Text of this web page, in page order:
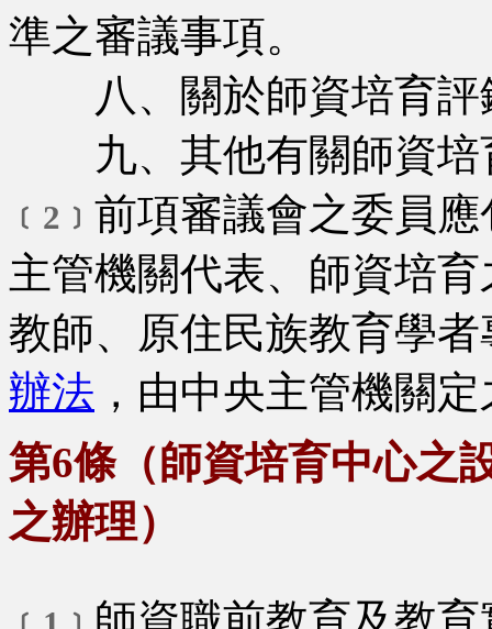
準之審議事項。
八、關於師資培育評
九、其他有關師資培
﹝2﹞ 前項審議會之委員
主管機關代表、師資培
教師、原住民族教育學
辦法 ，由中央主管機關
第6條（師資培育中心之
之辦理）